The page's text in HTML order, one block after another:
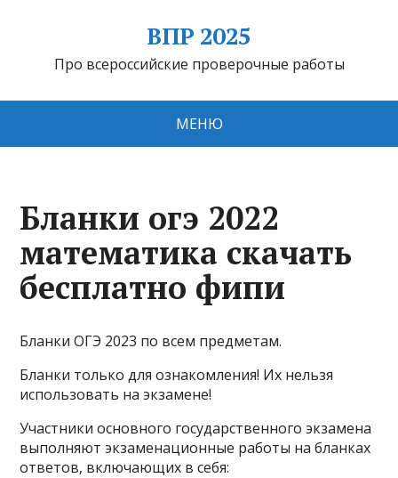
ВПР 2025
Про всероссийские проверочные работы
МЕНЮ
Бланки огэ 2022
математика скачать
бесплатно фипи
Бланки ОГЭ 2023 по всем предметам.
Бланки только для ознакомления! Их нельзя
использовать на экзамене!
Участники основного государственного экзамена
выполняют экзаменационные работы на бланках
ответов, включающих в себя: